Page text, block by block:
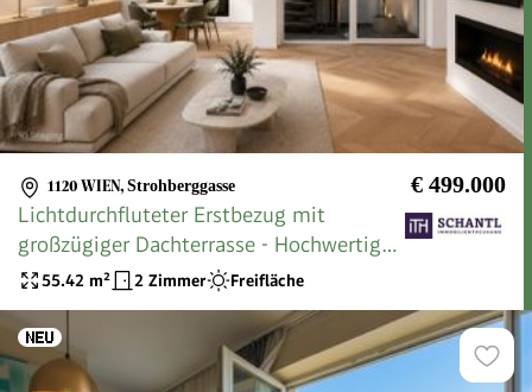
1120 WIEN, Strohberggasse € 499.000
Lichtdurchfluteter Erstbezug mit
großzügiger Dachterrasse - Hochwertige
2-Zimmer-Wohnung nahe Schönbrunn!
Jetzt zugfreifen!
55.42 m² 2 Zimmer Freifläche